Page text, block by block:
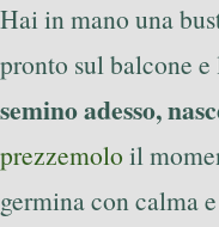
Hai in mano una
pronto sul balcone
semino adesso,
prezzemolo il
germina con calma